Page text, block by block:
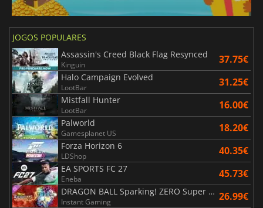
JOGOS POPULARES
Assassin's Creed Black Flag Resynced
Kinguin 37.75€
Halo Campaign Evolved
LootBar 31.25€
Mistfall Hunter
LootBar 16.00€
Palworld
Gamesplanet US 18.20€
Forza Horizon 6
LDShop 40.35€
EA SPORTS FC 27
Eneba 45.73€
DRAGON BALL Sparking! ZERO Super Limit Breaking NEO
Instant Gaming 26.99€